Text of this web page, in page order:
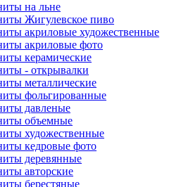
на льне
Жигулевское пиво
акриловые художественные
акриловые фото
керамические
- открывалки
металлические
фольгированные
давленые
объемные
художественные
кедровые фото
деревянные
авторские
берестяные